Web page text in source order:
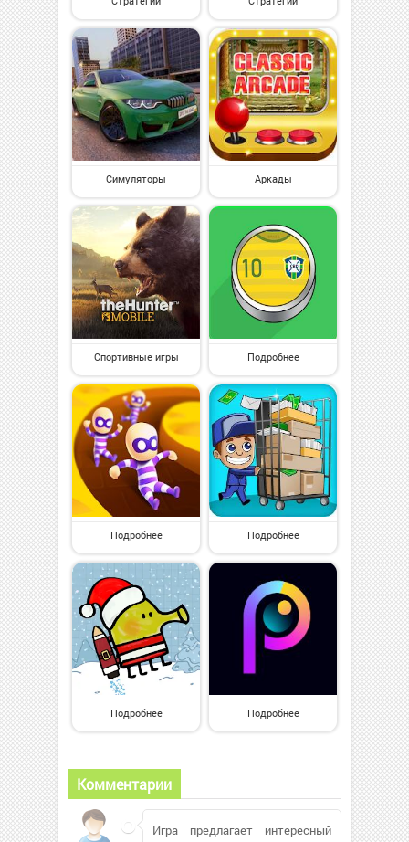
Симуляторы Аркады
Спортивные игры Подробнее
Подробнее Подробнее
Подробнее Подробнее
Комментарии
Игра предлагает интересный